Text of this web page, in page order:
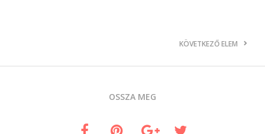
KÖVETKEZŐ ELEM
OSSZA MEG